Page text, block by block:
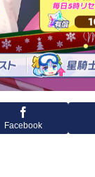
Facebook